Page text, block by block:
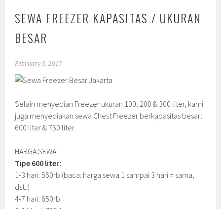
SEWA FREEZER KAPASITAS / UKURAN
BESAR
February 3, 2017
Selain menyedian Freezer ukuran 100, 200 & 300 liter, kami
juga menyediakan sewa Chest Freezer berkapasitas besar:
600 liter & 750 liter.
HARGA SEWA:
Tipe 600 liter:
1-3 hari: 550rb (baca: harga sewa 1 sampai 3 hari = sama,
dst..)
4-7 hari: 650rb